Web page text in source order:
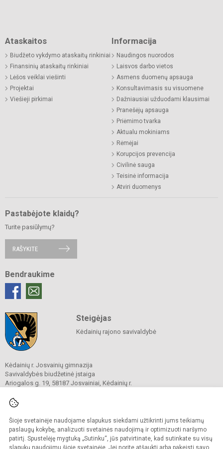
Šioje svetainėje naudojame slapukus siekdami užtikrinti jums teikiamų
paslaugų kokybę, analizuoti svetainės naudojimą ir optimizuoti naršymo
patirtį. Spustelėję mygtuką „Sutinku“, jūs patvirtinate, kad sutinkate su visų
slapukų naudojimu šioje svetainėje. Jei norite atšaukti arba pakeisti savo
Ataskaitos
Biudžeto vykdymo ataskaitų rinkiniai
Finansinių ataskaitų rinkiniai
Lėšos veiklai viešinti
Projektai
Viešieji pirkimai
Informacija
Naudingos nuorodos
Laisvos darbo vietos
Asmens duomenų apsauga
Konsultavimasis su visuomene
Dažniausiai užduodami klausimai
Pranešėjų apsauga
Priėmimo tvarka
Aktualu mokiniams
Rėmėjai
Korupcijos prevencija
Civilinė sauga
Teisinė informacija
Atviri duomenys
Pastabėjote klaidų?
Turite pasiūlymų?
RAŠYKITE
Bendraukime
Steigėjas
Kėdainių rajono savivaldybė
Kėdainių r. Josvainių gimnazija
Savivaldybės biudžetinė įstaiga
Ariogalos g. 19, 58187 Josvainiai, Kėdainių r.
El. p.
Duomenys kaupiami ir saugomi
Juridinių asmenų registre
Įmonės kodas 191018728